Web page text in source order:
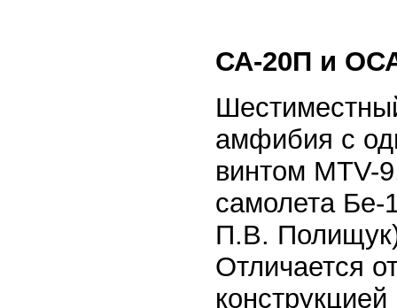
СА-20П и
амфибия с
винтом MTV-
самолета Бе-
П.В.
Отличается